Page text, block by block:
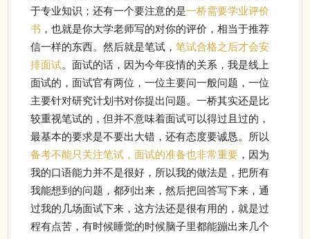
于专业知识；还有一个要注意的是一桥需要学业评价
书 ，也就是你大学老师写的对你的评价，相当于推荐
信一样的东西。然后就是笔试，笔试合格之后才会安
排面试。面试的话，因为今年疫情的关系，我是线上
面试的，面试官有两位，一位主要问一般问题，一位
主要针对研究计划书对你提出问题。一桥其实还是比
较重视笔试的，但并不意味着面试可以得过且过的，
最基本的要求是不要出大错，还有态度要诚恳。所以
备考不能只关注笔试，面试的准备也非常重要 ，因为
我的口语能力并不是很好，所以我的做法是，把所有
我能想到的问题，都列出来，然后把回答写下来，通
过我的几场面试下来，这方法还是很有用的，就是过
程有点苦，有时候睡觉的时候脑子里都能蹦出来几个